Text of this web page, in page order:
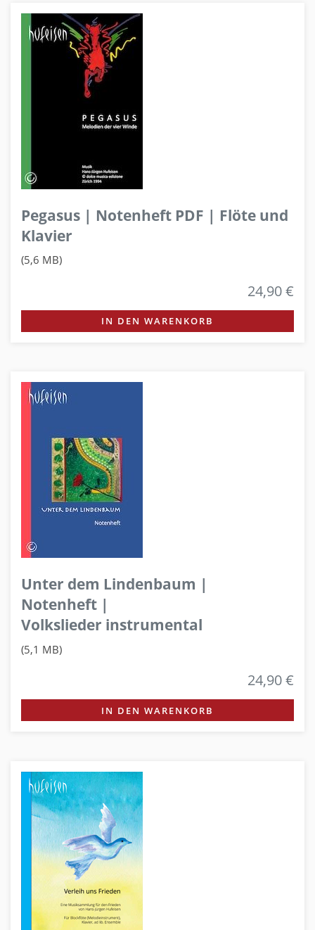
Pegasus | Notenheft PDF | Flöte und
Klavier
(5,6 MB)
24,90 €
IN DEN WARENKORB
Unter dem Lindenbaum |
Notenheft |
Volkslieder instrumental
(5,1 MB)
24,90 €
IN DEN WARENKORB